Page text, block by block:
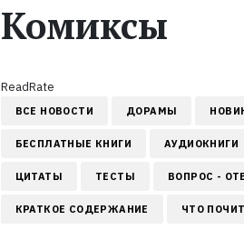
Комиксы
ReadRate
ВСЕ НОВОСТИ ДОРАМЫ
БЕСПЛАТНЫЕ КНИГИ АУДИОКНИГИ
ЦИТАТЫ ТЕСТЫ ВОПРОС -
КРАТКОЕ СОДЕРЖАНИЕ ЧТО